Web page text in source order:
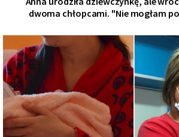
dwoma chłopcami. "Nie mogłam